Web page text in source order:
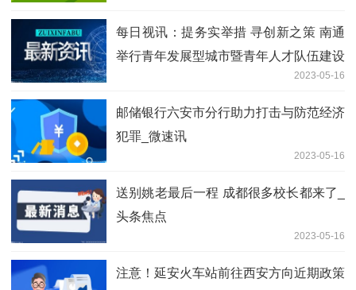
每日视讯：提务实举措 寻创新之策 南通
举行青年发展型城市暨青年人才队伍建设
2023-05-16
邮储银行六安市分行助力打击与防范经济
犯罪_微速讯
2023-05-16
送别姚老最后一程 成都很多校长都来了_
头条焦点
2023-05-16
注意！延安火车站前往西安方向近期政策